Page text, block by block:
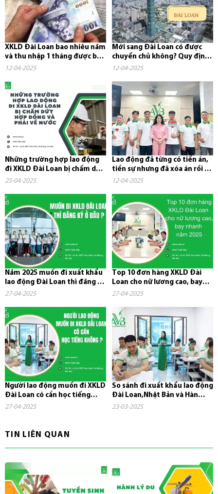
XKLD Đài Loan bao nhiêu năm
và thu nhập 1 tháng được bao
nhiêu tiền?
12-04-2025
Mới sang Đài Loan có được
chuyển chủ không? Quy định,
chi phí và những điều cần...
12-04-2025
Những trường hợp lao động
đi XKLD Đài Loan bị chấm dứt
hợp đồng và phải về nước
25-04-2025
Lao động đã từng có tiền án,
tiền sự nhưng đã xóa án rồi có
đi xuất khẩu lao...
12-04-2025
Năm 2025 muốn đi xuất khẩu
lao động Đài Loan thì đăng ký
ở đâu?
27-04-2025
Top 10 đơn hàng XKLD Đài
Loan cho nữ lương cao, bay
nhanh năm 2025
27-04-2025
Người lao động muốn đi XKLD
Đài Loan có cần học tiếng
không?
27-04-2025
So sánh đi xuất khẩu lao động
Đài Loan,Nhật Bản và Hàn
Quốc
23-03-2025
TIN LIÊN QUAN